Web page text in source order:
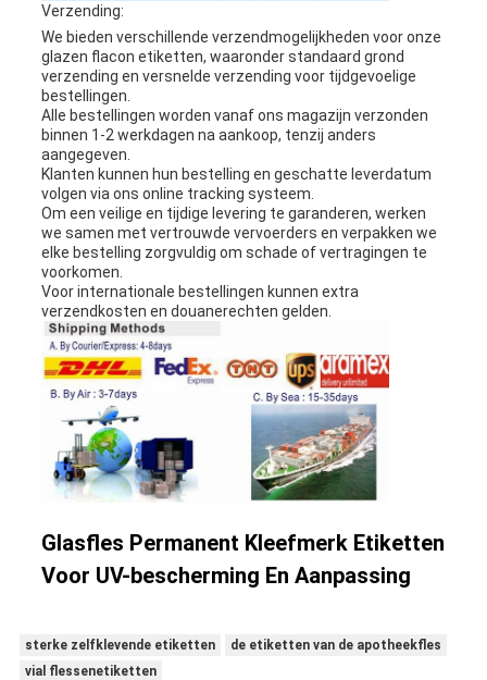
Verzending:
We bieden verschillende verzendmogelijkheden voor onze
glazen flacon etiketten, waaronder standaard grond
verzending en versnelde verzending voor tijdgevoelige
bestellingen.
Alle bestellingen worden vanaf ons magazijn verzonden
binnen 1-2 werkdagen na aankoop, tenzij anders
aangegeven.
Klanten kunnen hun bestelling en geschatte leverdatum
volgen via ons online tracking systeem.
Om een veilige en tijdige levering te garanderen, werken
we samen met vertrouwde vervoerders en verpakken we
elke bestelling zorgvuldig om schade of vertragingen te
voorkomen.
Voor internationale bestellingen kunnen extra
verzendkosten en douanerechten gelden.
Glasfles Permanent Kleefmerk Etiketten
Voor UV-bescherming En Aanpassing
sterke zelfklevende etiketten
de etiketten van de apotheekfles
vial flessenetiketten